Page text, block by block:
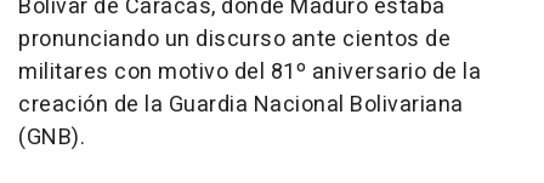
Bolívar de Caracas, donde Maduro estaba
pronunciando un discurso ante cientos de
militares con motivo del 81º aniversario de la
creación de la Guardia Nacional Bolivariana
(GNB).